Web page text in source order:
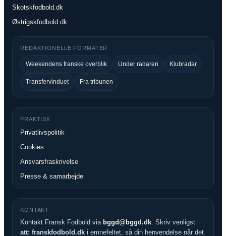
Skotskfodbold.dk
Østrigskfodbold.dk
REDAKTIONELLE FORMATER
Weekendens franske overblik Under radaren Klubradar
Transfervinduet Fra tribunen
PRAKTISK
Privatlivspolitik
Cookies
Ansvarsfraskrivelse
Presse & samarbejde
KONTAKT
Kontakt Fransk Fodbold via bggd@bggd.dk . Skriv venligst
att: franskfodbold.dk i emnefeltet, så din henvendelse når det